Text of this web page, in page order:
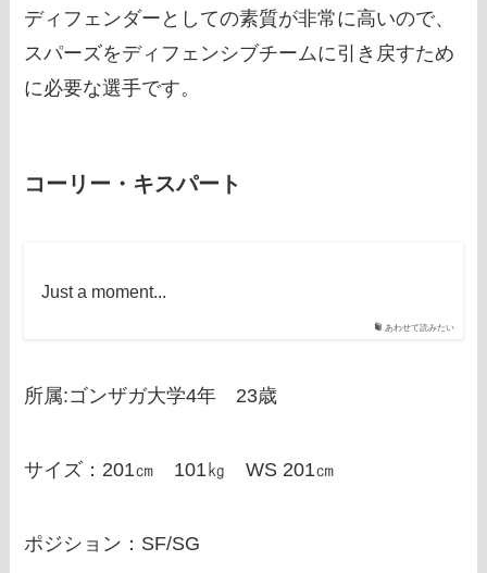
ディフェンダーとしての素質が非常に高いので、
スパーズをディフェンシブチームに引き戻すため
に必要な選手です。
コーリー・キスパート
あわせて読みたい
Just a moment...
所属:ゴンザガ大学4年 23歳
サイズ：201㎝ 101㎏ WS 201㎝
ポジション：SF/SG